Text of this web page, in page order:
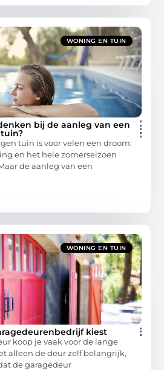
WONING EN TUIN
bij de aanleg van een
tuin is voor velen een droom:
en het hele zomerseizoen
de aanleg van een
WONING EN TUIN
kiest
koop je vaak voor de lange
alleen de deur zelf belangrijk,
de garagedeur